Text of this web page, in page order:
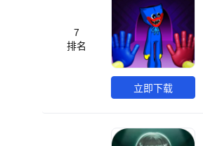
7
排名
立即下载